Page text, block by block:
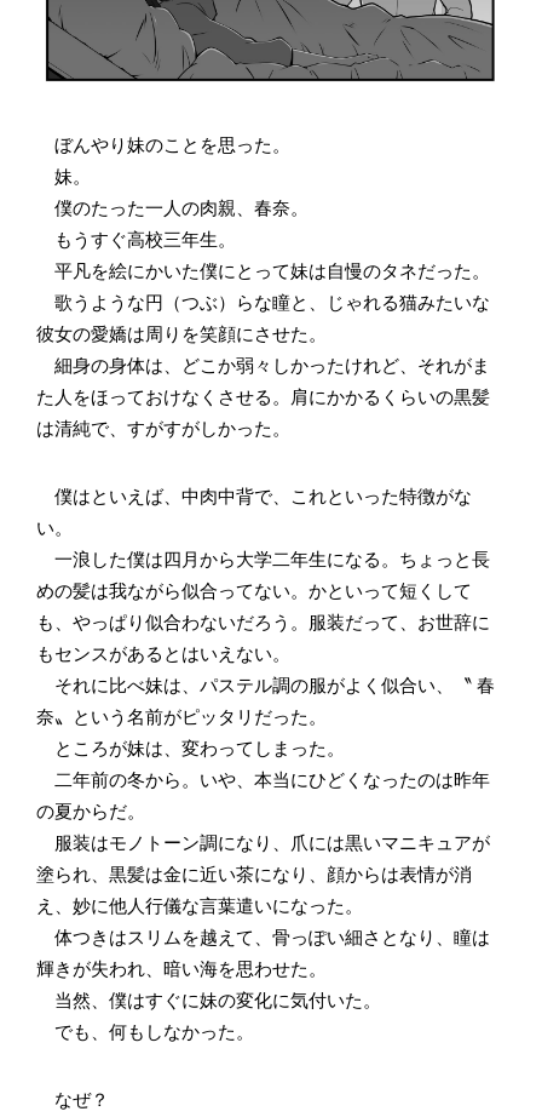
ぼんやり妹のことを思った。
妹。
僕のたった一人の肉親、春奈。
もうすぐ高校三年生。
平凡を絵にかいた僕にとって妹は自慢のタネだった。
歌うような円（つぶ）らな瞳と、じゃれる猫みたいな
彼女の愛嬌は周りを笑顔にさせた。
細身の身体は、どこか弱々しかったけれど、それがま
た人をほっておけなくさせる。肩にかかるくらいの黒髪
は清純で、すがすがしかった。
僕はといえば、中肉中背で、これといった特徴がな
い。
一浪した僕は四月から大学二年生になる。ちょっと長
めの髪は我ながら似合ってない。かといって短くして
も、やっぱり似合わないだろう。服装だって、お世辞に
もセンスがあるとはいえない。
それに比べ妹は、パステル調の服がよく似合い、〝 春
奈〟という名前がピッタリだった。
ところが妹は、変わってしまった。
二年前の冬から。いや、本当にひどくなったのは昨年
の夏からだ。
服装はモノトーン調になり、爪には黒いマニキュアが
塗られ、黒髪は金に近い茶になり、顔からは表情が消
え、妙に他人行儀な言葉遣いになった。
体つきはスリムを越えて、骨っぽい細さとなり、瞳は
輝きが失われ、暗い海を思わせた。
当然、僕はすぐに妹の変化に気付いた。
でも、何もしなかった。
なぜ？